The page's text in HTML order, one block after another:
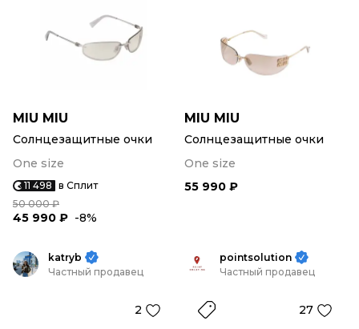
MIU MIU
Солнцезащитные очки
One size
11 498 в Сплит
50 000 ₽
45 990 ₽ -8%
MIU MIU
Солнцезащитные очки
One size
55 990 ₽
katryb
Частный продавец
2
pointsolution
Частный продавец
27